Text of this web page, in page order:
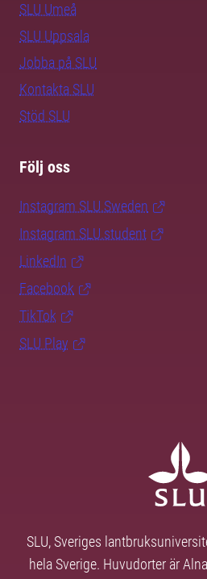
SLU Umeå
SLU Uppsala
Jobba på SLU
Kontakta SLU
Stöd SLU
Följ oss
Instagram SLU.Sweden
Instagram SLU.student
LinkedIn
Facebook
TikTok
SLU Play
SLU, Sveriges
hela Sverige. Huvudorter är